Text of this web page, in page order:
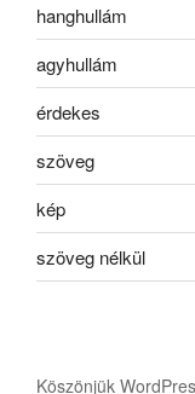
hanghullám
agyhullám
érdekes
szöveg
kép
szöveg nélkül
Köszönjük